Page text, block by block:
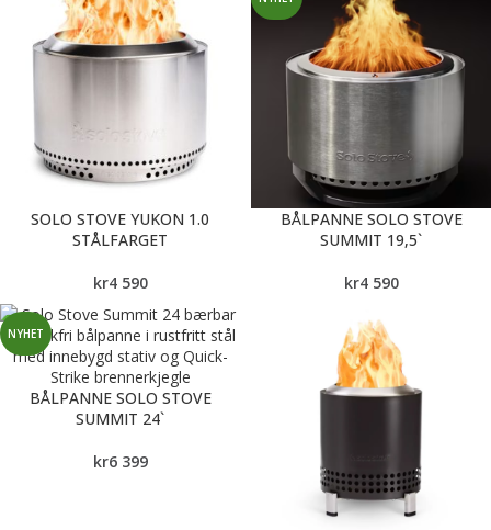
SOLO STOVE YUKON 1.0
STÅLFARGET
kr4 590
BÅLPANNE SOLO STOVE
SUMMIT 19,5`
kr4 590
NYHET
BÅLPANNE SOLO STOVE
SUMMIT 24`
kr6 399